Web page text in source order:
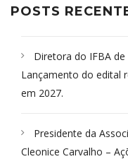
POSTS
Diretora do IFBA
Lançamento do edital
em 2027.
Presidente da
Cleonice Carvalho –